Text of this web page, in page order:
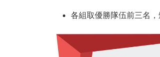
各組取優勝隊伍前三名，